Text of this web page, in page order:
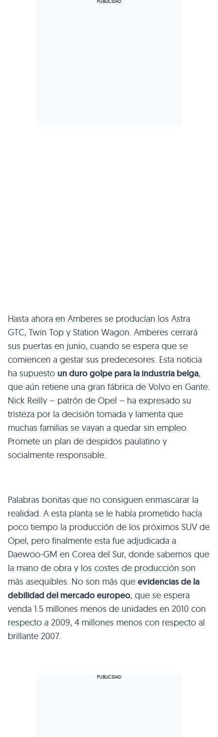
Hasta ahora en Amberes se producían los Astra
GTC, Twin Top y Station Wagon. Amberes cerrará
sus puertas en junio, cuando se espera que se
comiencen a gestar sus predecesores. Esta noticia
ha supuesto un duro golpe para la industria belga,
que aún retiene una gran fábrica de Volvo en Gante.
Nick Reilly – patrón de Opel – ha expresado su
tristeza por la decisión tomada y lamenta que
muchas familias se vayan a quedar sin empleo.
Promete un plan de despidos paulatino y
socialmente responsable.
Palabras bonitas que no consiguen enmascarar la
realidad. A esta planta se le había prometido hacía
poco tiempo la producción de los próximos SUVde
Opel, pero finalmente esta fue adjudicada a
Daewoo-GM en Corea del Sur, donde sabemos que
la mano de obra y los costes de producción son
más asequibles. No son más que evidencias de la
debilidad del mercado europeo, que se espera
venda 1.5 millones menos de unidades en 2010 con
respecto a 2009, 4 millones menos con respecto al
brillante 2007.